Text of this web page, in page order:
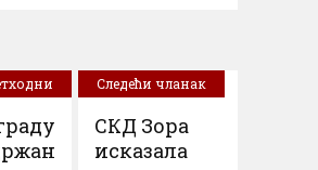
Следећи чланак
СКД Зора
исказала